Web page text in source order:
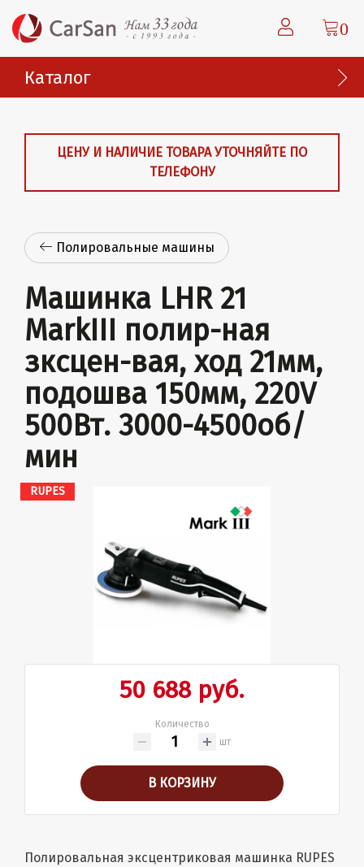
0
Каталог
ЦЕНУ И НАЛИЧИЕ ТОВАРА УТОЧНЯЙТЕ ПО
ТЕЛЕФОНУ
Полировальные машины
Машинка LHR 21
MarkIII полир-ная
зксцен-вая, ход 21мм,
подошва 150мм, 220V
500Вт. 3000-4500об/
мин
RUPES
50 688 руб.
Количество
шт
В КОРЗИНУ
Полировальная эксцентриковая машинка RUPES